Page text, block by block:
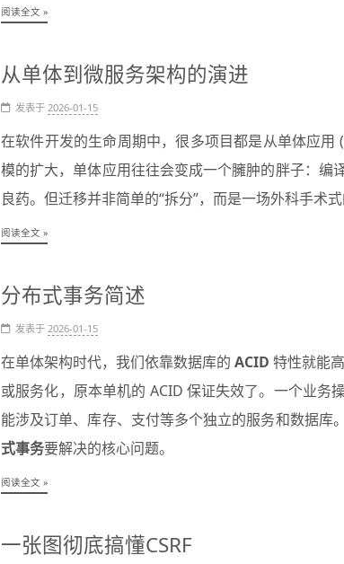
阅读全文 »
从单体到微服务架构的演进
发表于 2026-01-15
在软件开发的生命周期中，很多项目都是从单体应
模的扩大，单体应用往往会变成一个臃肿的胖子：编
良药。但迁移并非简单的“拆分”，而是一场外科手术式
阅读全文 »
分布式事务简述
发表于 2026-01-15
在单体架构时代，我们依靠数据库的ACID 特性就能
或服务化，原本单机的 ACID 保证失效了。一个业务
能涉及订单、库存、支付等多个独立的服务和数据库
式事务要解决的核心问题。
阅读全文 »
一张图彻底搞懂CSRF